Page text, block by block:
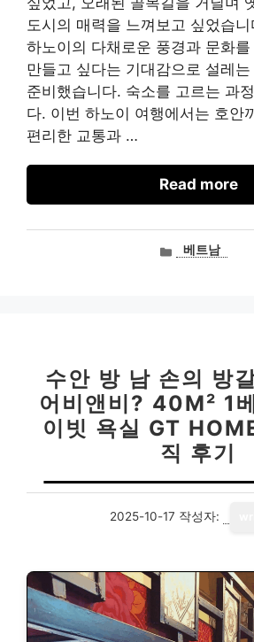
도시의 매력을 느껴보고 싶었습
하노이의 다채로운 풍경과 문화
만들고 싶다는 기대감으로 설레
준비했습니다. 숙소를 고르는 과
다. 이번 하노이 여행에서는 호안
편리한 교통과 …
Read more
카베트남
수안 방 남 손의 방
어비앤비? 40M² 1
이빗 욕실 GT
직 후기
2025-10-17 작성자: